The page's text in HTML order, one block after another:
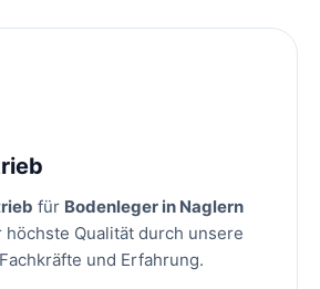
für Bodenleger in Naglern
Qualität durch unsere
und Erfahrung.